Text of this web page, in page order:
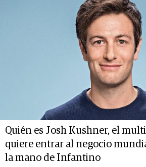
Quién es Josh Kushner, el
quiere entrar al negocio
la mano de Infantino